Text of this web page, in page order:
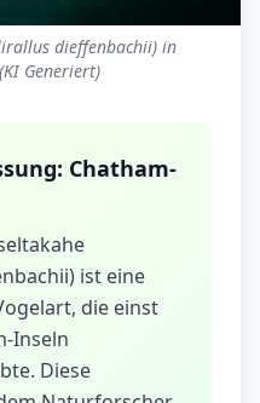
dieffenbachii) in
Generiert)
Chatham-
ist eine
die einst
Inseln
Diese